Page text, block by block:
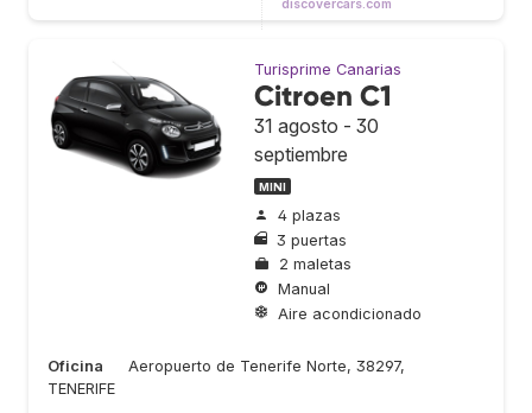
discovercars.com
Turisprime Canarias
Citroen C1
31 agosto - 30
septiembre
MINI
4 plazas
3 puertas
2 maletas
Manual
Aire acondicionado
Oficina
Aeropuerto de Tenerife Norte, 38297,
TENERIFE